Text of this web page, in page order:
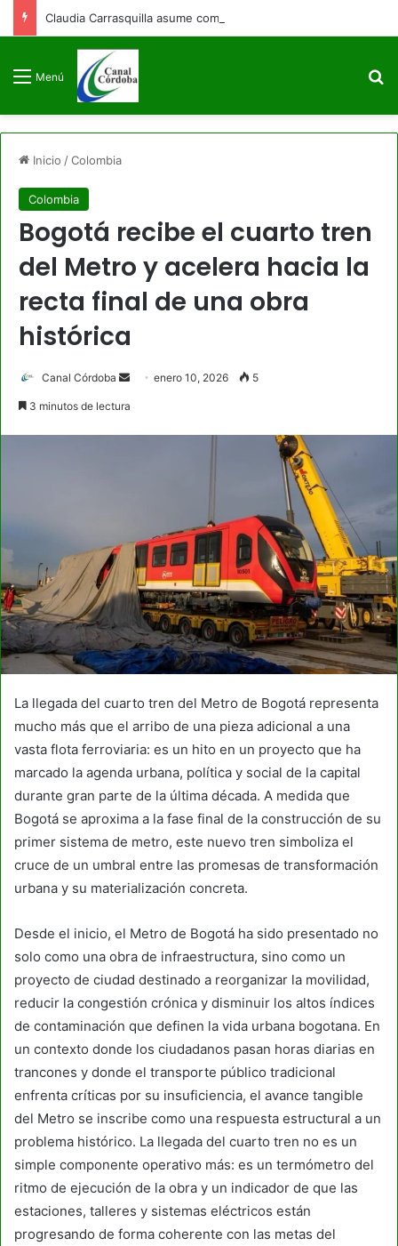
Claudia Carrasquilla asume como viceministra de Defensa
Menú
Inicio /Colombia
Colombia
Bogotá recibe el cuarto tren
del Metro y acelera hacia la
recta final de una obra
histórica
Canal Córdoba
Sendenero 10, 2026 5
3 minutos de lectura
La llegada del cuarto tren del Metro de Bogotá representa
mucho más que el arribo de una pieza adicional a una
vasta flota ferroviaria: es un hito en un proyecto que ha
marcado la agenda urbana, política y social de la capital
durante gran parte de la última década. A medida que
Bogotá se aproxima a la fase final de la construcción de su
primer sistema de metro, este nuevo tren simboliza el
cruce de un umbral entre las promesas de transformación
urbana y su materialización concreta.
Desde el inicio, el Metro de Bogotá ha sido presentado no
solo como una obra de infraestructura, sino como un
proyecto de ciudad destinado a reorganizar la movilidad,
reducir la congestión crónica y disminuir los altos índices
de contaminación que definen la vida urbana bogotana. En
un contexto donde los ciudadanos pasan horas diarias en
trancones y donde el transporte público tradicional
enfrenta críticas por su insuficiencia, el avance tangible
del Metro se inscribe como una respuesta estructural a un
problema histórico. La llegada del cuarto tren no es un
simple componente operativo más: es un termómetro del
ritmo de ejecución de la obra y un indicador de que las
estaciones, talleres y sistemas eléctricos están
progresando de forma coherente con las metas del